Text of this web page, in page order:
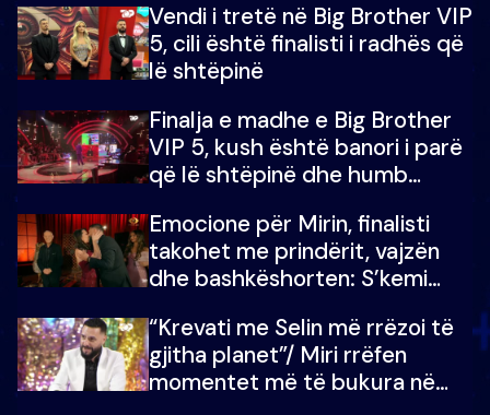
Vendi i tretë në Big Brother VIP
5, cili është finalisti i radhës që
lë shtëpinë
Finalja e madhe e Big Brother
VIP 5, kush është banori i parë
që lë shtëpinë dhe humb
çmimin e madh
Emocione për Mirin, finalisti
takohet me prindërit, vajzën
dhe bashkëshorten: S’kemi
“Krevati me Selin më rrëzoi të
gjitha planet”/ Miri rrëfen
momentet më të bukura në